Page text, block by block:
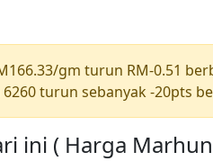
gm turun RM-0.51
turun sebanyak -20pts
ini ( Harga